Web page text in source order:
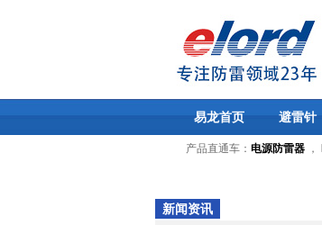
易龙首页 避雷针
产品直通车： 电源防雷器 ，
新闻资讯